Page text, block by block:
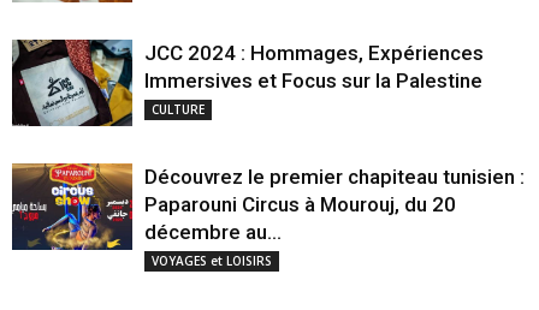
JCC 2024 : Hommages, Expériences
Immersives et Focus sur la Palestine
CULTURE
Découvrez le premier chapiteau tunisien :
Paparouni Circus à Mourouj, du 20
décembre au...
VOYAGES et LOISIRS